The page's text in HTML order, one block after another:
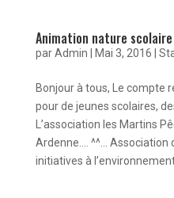
Animation nature scolaire
parAdmin Mai 3, 2016
Bonjour à tous, Le compte
pour de jeunes scolaires,
L’association les Martins
Ardenne…. ^^… Association
initiatives à l’environnement